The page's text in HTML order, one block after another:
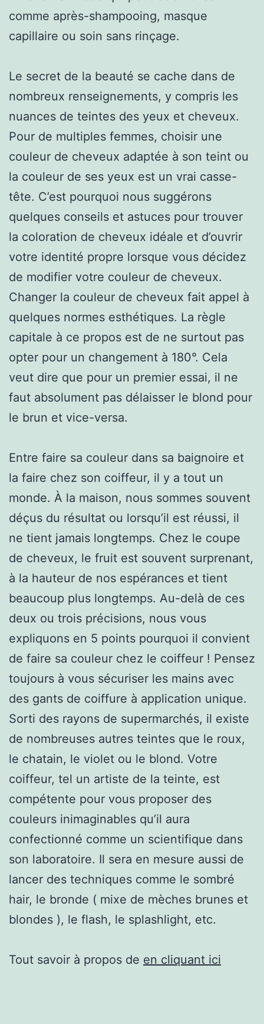
comme après-shampooing, masque
capillaire ou soin sans rinçage.
Le secret de la beauté se cache dans de
nombreux renseignements, y compris les
nuances de teintes des yeux et cheveux.
Pour de multiples femmes, choisir une
couleur de cheveux adaptée à son teint ou
la couleur de ses yeux est un vrai casse-
tête. C’est pourquoi nous suggérons
quelques conseils et astuces pour trouver
la coloration de cheveux idéale et d’ouvrir
votre identité propre lorsque vous décidez
de modifier votre couleur de cheveux.
Changer la couleur de cheveux fait appel à
quelques normes esthétiques. La règle
capitale à ce propos est de ne surtout pas
opter pour un changement à 180°. Cela
veut dire que pour un premier essai, il ne
faut absolument pas délaisser le blond pour
le brun et vice-versa.
Entre faire sa couleur dans sa baignoire et
la faire chez son coiffeur, il y a tout un
monde. À la maison, nous sommes souvent
déçus du résultat ou lorsqu’il est réussi, il
ne tient jamais longtemps. Chez le coupe
de cheveux, le fruit est souvent surprenant,
à la hauteur de nos espérances et tient
beaucoup plus longtemps. Au-delà de ces
deux ou trois précisions, nous vous
expliquons en 5 points pourquoi il convient
de faire sa couleur chez le coiffeur ! Pensez
toujours à vous sécuriser les mains avec
des gants de coiffure à application unique.
Sorti des rayons de supermarchés, il existe
de nombreuses autres teintes que le roux,
le chatain, le violet ou le blond. Votre
coiffeur, tel un artiste de la teinte, est
compétente pour vous proposer des
couleurs inimaginables qu’il aura
confectionné comme un scientifique dans
son laboratoire. Il sera en mesure aussi de
lancer des techniques comme le sombré
hair, le bronde ( mixe de mèches brunes et
blondes ), le flash, le splashlight, etc.
Tout savoir à propos de en cliquant ici